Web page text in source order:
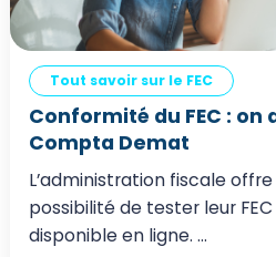
Tout savoir sur le FEC
Conformité du FEC : on
Compta Demat
L’administration fiscale
possibilité de tester leur
disponible en ligne. ...